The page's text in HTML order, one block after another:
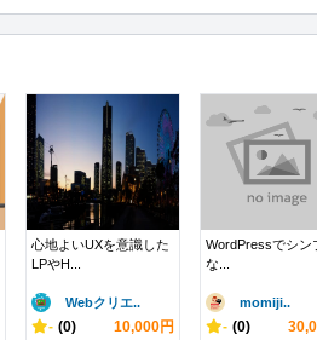
心地よいUXを意識した
LPやH...
Webクリエ..
- (0) 10,000円
WordPressでシン
な...
momiji..
- (0)